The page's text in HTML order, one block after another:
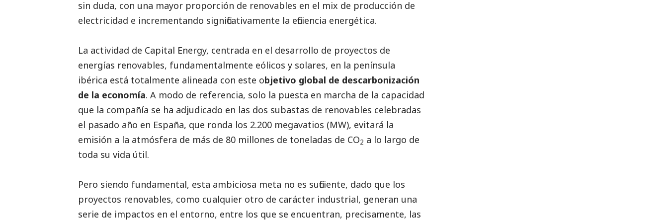
sin duda, con una mayor proporción de renovables en el mix de producción de
electricidad e incrementando significativamente la eficiencia energética.
La actividad de Capital Energy, centrada en el desarrollo de proyectos de
energías renovables, fundamentalmente eólicos y solares, en la península
ibérica está totalmente alineada con este objetivo global de descarbonización
de la economía. A modo de referencia, solo la puesta en marcha de la capacidad
que la compañía se ha adjudicado en las dos subastas de renovables celebradas
el pasado año en España, que ronda los 2.200 megavatios (MW), evitará la
emisión a la atmósfera de más de 80 millones de toneladas de CO2 a lo largo de
toda su vida útil.
Pero siendo fundamental, esta ambiciosa meta no es suficiente, dado que los
proyectos renovables, como cualquier otro de carácter industrial, generan una
serie de impactos en el entorno, entre los que se encuentran, precisamente, las